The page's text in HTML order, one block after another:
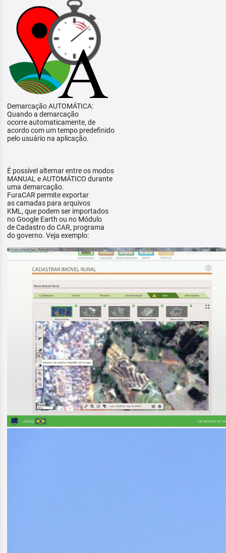
Demarcação AUTOMÁTICA:
Quando a demarcação
ocorre automaticamente, de
acordo com um tempo predefinido
pelo usuário na aplicação.
É possível alternar entre os modos
MANUAL e AUTOMÁTICO durante
uma demarcação.
FuraCAR permite exportar
as camadas para arquivos
KML, que podem ser importados
no Google Earth ou no Módulo
de Cadastro do CAR, programa
do governo. Veja exemplo: